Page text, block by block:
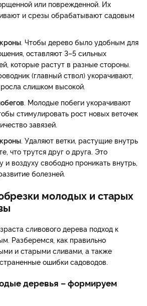
или поврежденной. Их
и срезы обрабатывают садовым
. Чтобы дерево было удобным для
оставляют 3–5 сильных
которые растут в разные стороны.
(главный ствол) укорачивают,
слишком высокой.
. Молодые побеги укорачивают
стимулировать рост новых веточек
завязей.
. Удаляют ветки, растущие внутрь
что трутся друг о друга. Это
и воздуху свободно проникать внутрь,
болезней.
молодых и старых
сливового дерева подход к
Разберемся, как правильно
и старыми сливами, а также
ошибки садоводов.
деревья – формируем